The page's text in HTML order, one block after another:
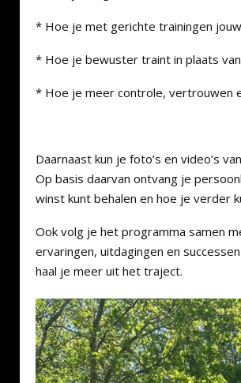
* Hoe je met gerichte trainingen
* Hoe je bewuster traint in plaats
* Hoe je meer controle, vertrouwen
Daarnaast kun je foto’s en video’s
Op basis daarvan ontvang je
winst kunt behalen en hoe je verder
Ook volg je het programma samen
ervaringen, uitdagingen en
haal je meer uit het traject.